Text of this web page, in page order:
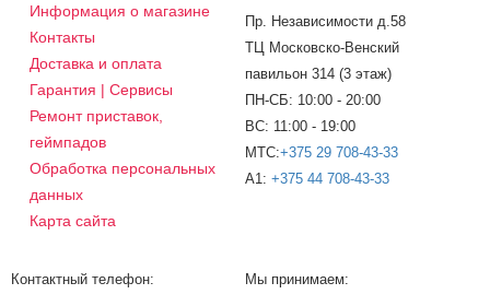
Информация о магазине
Контакты
Доставка и оплата
Гарантия | Сервисы
Ремонт приставок,
геймпадов
Обработка персональных
данных
Карта сайта
Пр. Независимости д.58
ТЦ Московско-Венский
павильон 314 (3 этаж)
ПН-СБ: 10:00 - 20:00
ВС: 11:00 - 19:00
МТС:+375 29 708-43-33
A1: +375 44 708-43-33
Контактный телефон: Мы принимаем: